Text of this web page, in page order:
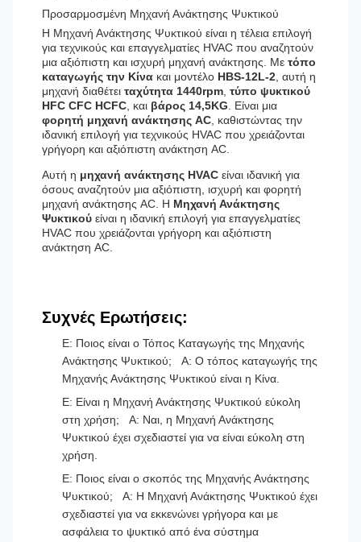
Προσαρμοσμένη Μηχανή Ανάκτησης Ψυκτικού
Η Μηχανή Ανάκτησης Ψυκτικού είναι η τέλεια επιλογή
για τεχνικούς και επαγγελματίες HVAC που αναζητούν
μια αξιόπιστη και ισχυρή μηχανή ανάκτησης. Με τόπο
καταγωγής την Κίνα και μοντέλο HBS-12L-2, αυτή η
μηχανή διαθέτει ταχύτητα 1440rpm, τύπο ψυκτικού
HFC CFC HCFC, και βάρος 14,5KG. Είναι μια
φορητή μηχανή ανάκτησης AC, καθιστώντας την
ιδανική επιλογή για τεχνικούς HVAC που χρειάζονται
γρήγορη και αξιόπιστη ανάκτηση AC.
Αυτή η μηχανή ανάκτησης HVAC είναι ιδανική για
όσους αναζητούν μια αξιόπιστη, ισχυρή και φορητή
μηχανή ανάκτησης AC. Η Μηχανή Ανάκτησης
Ψυκτικού είναι η ιδανική επιλογή για επαγγελματίες
HVAC που χρειάζονται γρήγορη και αξιόπιστη
ανάκτηση AC.
Συχνές Ερωτήσεις:
Ε: Ποιος είναι ο Τόπος Καταγωγής της Μηχανής
Ανάκτησης Ψυκτικού; Α: Ο τόπος καταγωγής της
Μηχανής Ανάκτησης Ψυκτικού είναι η Κίνα.
Ε: Είναι η Μηχανή Ανάκτησης Ψυκτικού εύκολη
στη χρήση; Α: Ναι, η Μηχανή Ανάκτησης
Ψυκτικού έχει σχεδιαστεί για να είναι εύκολη στη
χρήση.
Ε: Ποιος είναι ο σκοπός της Μηχανής Ανάκτησης
Ψυκτικού; Α: Η Μηχανή Ανάκτησης Ψυκτικού έχει
σχεδιαστεί για να εκκενώνει γρήγορα και με
ασφάλεια το ψυκτικό από ένα σύστημα